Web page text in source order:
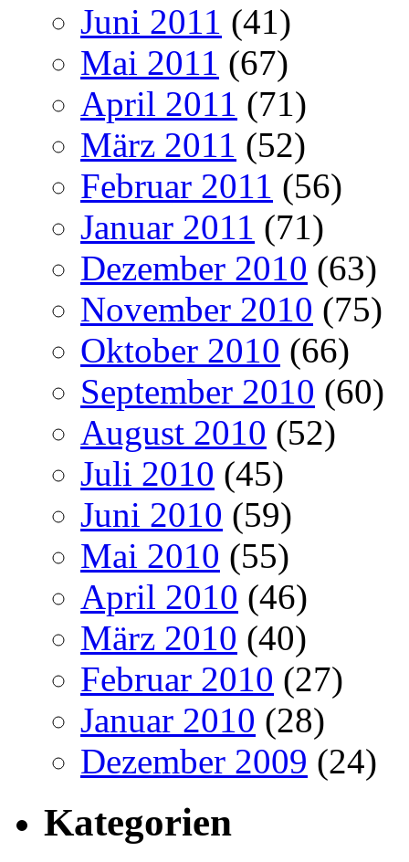
Juni 2011 (41)
Mai 2011 (67)
April 2011 (71)
März 2011 (52)
Februar 2011 (56)
Januar 2011 (71)
Dezember 2010 (63)
November 2010 (75)
Oktober 2010 (66)
September 2010 (60)
August 2010 (52)
Juli 2010 (45)
Juni 2010 (59)
Mai 2010 (55)
April 2010 (46)
März 2010 (40)
Februar 2010 (27)
Januar 2010 (28)
Dezember 2009 (24)
Kategorien